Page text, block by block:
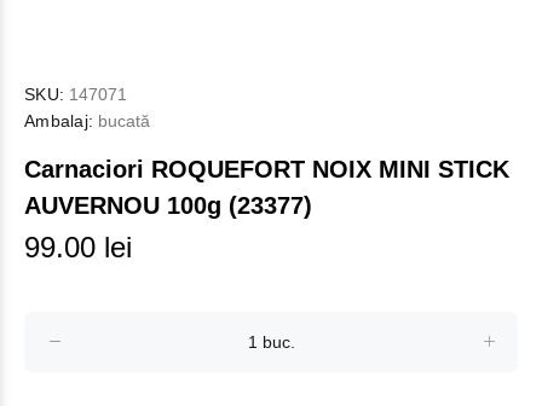
SKU: 147071
Ambalaj: bucată
Carnaciori ROQUEFORT NOIX MINI STICK
AUVERNOU 100g (23377)
99.00 lei